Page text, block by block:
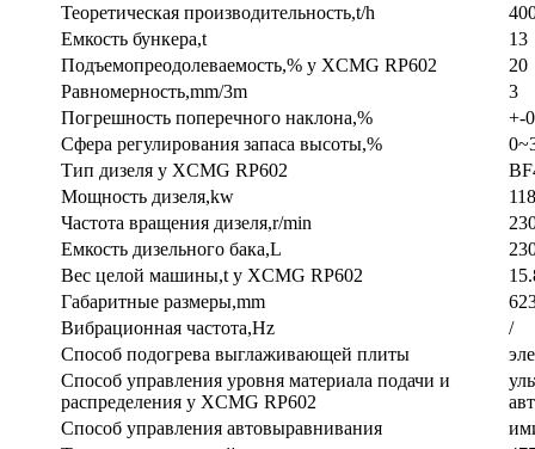
Теоретическая производительность,t/h
Емкость бункера,t
13
Подъемопреодолеваемость,% у XCMG RP602
20
Равномерность,mm/3m
3
Погрешность поперечного наклона,%
+-
Сфера регулирования запаса высоты,%
Тип дизеля у XCMG RP602
Мощность дизеля,kw
118
Частота вращения дизеля,r/min
Емкость дизельного бака,L
Вес целой машины,t у XCMG RP602
Габаритные размеры,mm
Вибрационная частота,Hz
/
Способ подогрева выглаживающей плиты
Способ управления уровня материала подачи и
распределения у XCMG RP602
Способ управления автовыравнивания